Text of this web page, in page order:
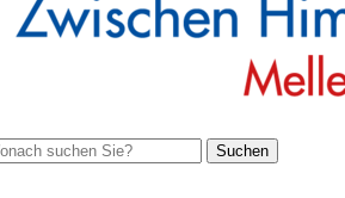
Suchen